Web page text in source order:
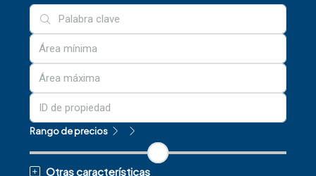
Rango de precios
Otras características